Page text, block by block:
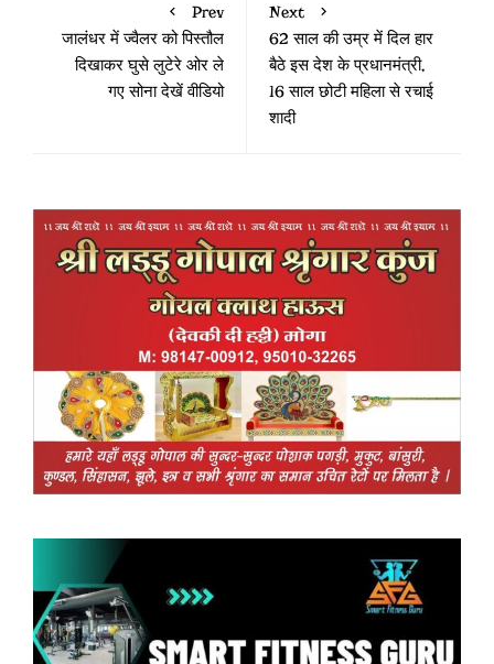
Prev
जालंधर में ज्वैलर को पिस्तौल
दिखाकर घुसे लुटेरे ओर ले
गए सोना देखें वीडियो
Next
62 साल की उम्र में दिल हार
बैठे इस देश के प्रधानमंत्री,
16 साल छोटी महिला से रचाई
शादी